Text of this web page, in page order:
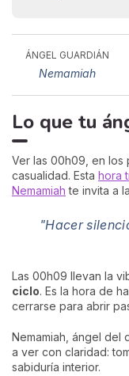
ÁNGEL GUARDIÁN
Nemamiah
Lo que tu
Ver las 00h09, en los
casualidad. Esta hora
Nemamiah te invita a
"Hacer
Las 00h09 llevan la
ciclo. Es la hora de
cerrarse para abrir
Nemamiah, ángel del
a ver con claridad:
sabiduría interior.